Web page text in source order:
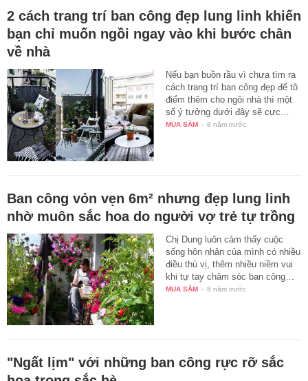
2 cách trang trí ban công đẹp lung linh khiến
bạn chỉ muốn ngồi ngay vào khi bước chân
về nhà
Nếu bạn buồn rầu vì chưa tìm ra
cách trang trí ban công đẹp để tô
điểm thêm cho ngôi nhà thì một
số ý tưởng dưới đây sẽ cực…
MUA SẮM - 8 năm trước
Ban công vỏn vẹn 6m² nhưng đẹp lung linh
nhờ muôn sắc hoa do người vợ trẻ tự trồng
Chị Dung luôn cảm thấy cuộc
sống hôn nhân của mình có nhiều
điều thú vị, thêm nhiều niềm vui
khi tự tay chăm sóc ban công…
MUA SẮM - 8 năm trước
"Ngất lịm" với những ban công rực rỡ sắc